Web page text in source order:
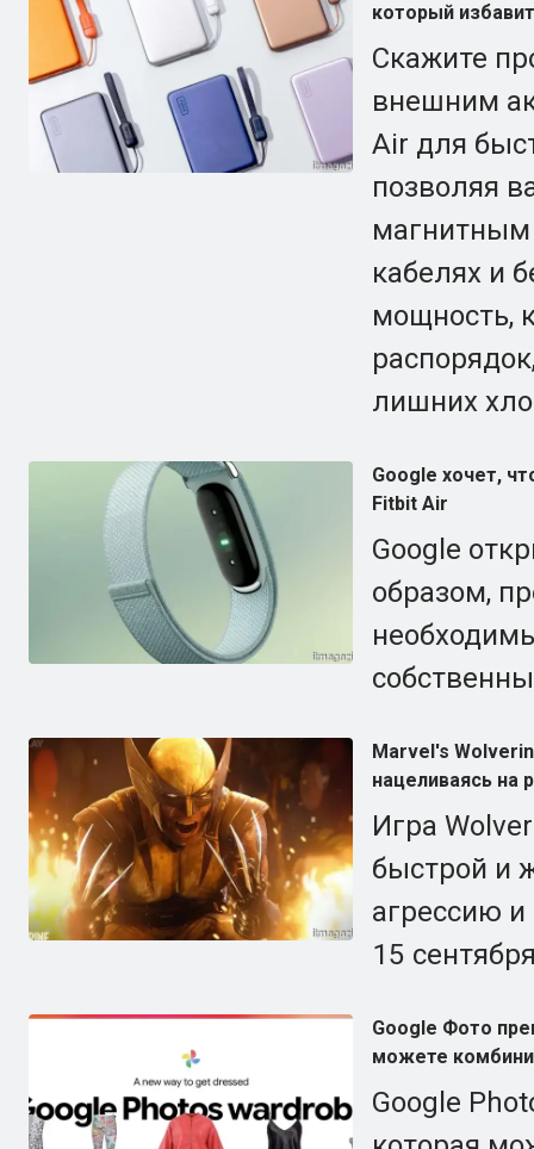
который
Скажите
внешним
Air для
позволяя
магнитным
кабелях и
мощность,
лишних
Google хочет,
Fitbit Air
Google
образом,
Marvel's
нацеливаясь на
Игра
быстрой и
агрессию
15
Google Фото
можете
Google